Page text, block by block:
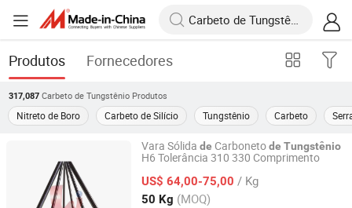
Produtos Fornecedores
317,087 Carbeto de Tungstênio Produtos
Nitreto de Boro Carbeto de Silício Tungstênio Carbeto
Vara Sólida de Carbonetode Tungstênio
H6 Tolerância 310 330 Comprimento
US$ 64,00-75,00 / Kg
50 Kg (MOQ)
Jiangxi Jiangwu Cemented Carbide Co., Ltd.
Jiangxi, China Desde 2020